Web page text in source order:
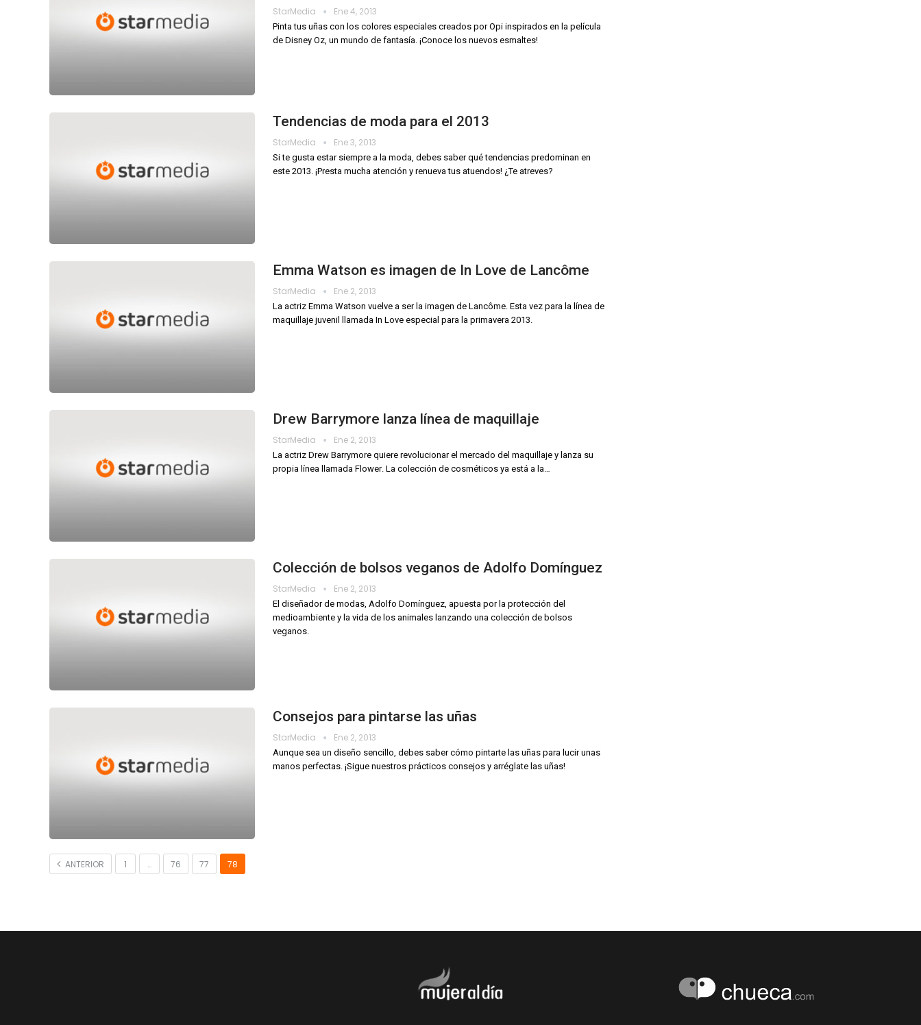
StarMedia Ene 4, 2013
Pinta tus uñas con los colores especiales creados por Opi inspirados en la película
de Disney Oz, un mundo de fantasía. ¡Conoce los nuevos esmaltes!
Tendencias de moda para el 2013
StarMedia Ene 3, 2013
Si te gusta estar siempre a la moda, debes saber qué tendencias predominan en
este 2013. ¡Presta mucha atención y renueva tus atuendos! ¿Te atreves?
Emma Watson es imagen de In Love de Lancôme
StarMedia Ene 2, 2013
La actriz Emma Watson vuelve a ser la imagen de Lancôme. Esta vez para la línea de
maquillaje juvenil llamada In Love especial para la primavera 2013.
Drew Barrymore lanza línea de maquillaje
StarMedia Ene 2, 2013
La actriz Drew Barrymore quiere revolucionar el mercado del maquillaje y lanza su
propia línea llamada Flower. La colección de cosméticos ya está a la…
Colección de bolsos veganos de Adolfo Domínguez
StarMedia Ene 2, 2013
El diseñador de modas, Adolfo Domínguez, apuesta por la protección del
medioambiente y la vida de los animales lanzando una colección de bolsos
veganos.
Consejos para pintarse las uñas
StarMedia Ene 2, 2013
Aunque sea un diseño sencillo, debes saber cómo pintarte las uñas para lucir unas
manos perfectas. ¡Sigue nuestros prácticos consejos y arréglate las uñas!
ANTERIOR 1 … 76 77 78